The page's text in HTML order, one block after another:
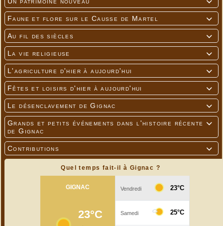


Faune et flore sur le Causse de Martel

Au fil des siècles

La vie religieuse

L'agriculture d'hier à aujourd'hui

Fêtes et loisirs d'hier à aujourd'hui

Le désenclavement de Gignac

Grands et petits événements dans l'histoire récente
de Gignac

Contributions
Quel temps fait-il à Gignac ?